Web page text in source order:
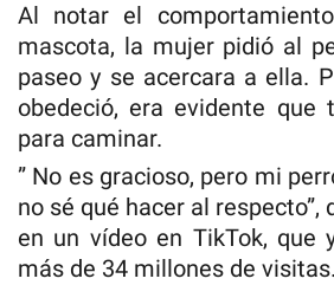
Al notar el
mascota, la mujer pidió al
paseo y se acercara a ella.
obedeció, era evidente que
para caminar.
” No es gracioso, pero mi
no sé qué hacer al respecto”,
en un vídeo en TikTok, que
más de 34 millones de visitas.